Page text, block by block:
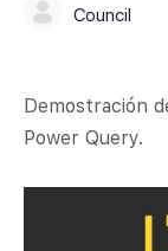
Council
Demostración
Power Query.